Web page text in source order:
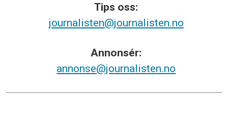
Tips oss:
journalisten@journalisten.no
Annonsér:
annonse@journalisten.no